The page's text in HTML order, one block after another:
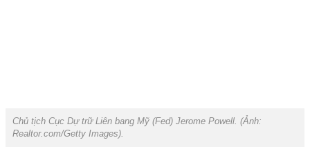
Chủ tịch Cục Dự trữ Liên bang Mỹ (Fed) Jerome Powell. (Ảnh:
Realtor.com/Getty Images).